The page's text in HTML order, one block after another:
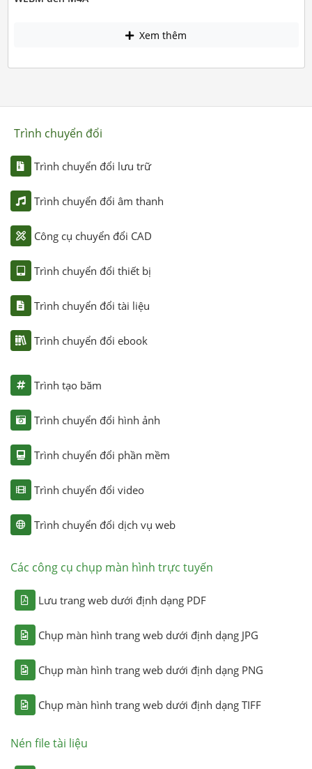
Xem thêm
Trình chuyển đổi
Trình chuyển đổi lưu trữ
Trình chuyển đổi âm thanh
Công cụ chuyển đổi CAD
Trình chuyển đổi thiết bị
Trình chuyển đổi tài liệu
Trình chuyển đổi ebook
Trình tạo băm
Trình chuyển đổi hình ảnh
Trình chuyển đổi phần mềm
Trình chuyển đổi video
Trình chuyển đổi dịch vụ web
Các công cụ chụp màn hình trực tuyến
Lưu trang web dưới định dạng PDF
Chụp màn hình trang web dưới định dạng JPG
Chụp màn hình trang web dưới định dạng PNG
Chụp màn hình trang web dưới định dạng TIFF
Nén file tài liệu